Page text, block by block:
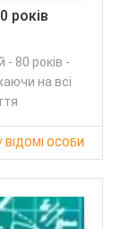
років
- 80 років -
на всі
ВІДОМІ ОСОБИ